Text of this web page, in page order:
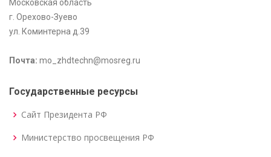
Московская область
г. Орехово-Зуево
ул. Коминтерна д.39
Почта: mo_zhdtechn@mosreg.ru
Государственные ресурсы
Сайт Президента РФ
Министерство просвещения РФ